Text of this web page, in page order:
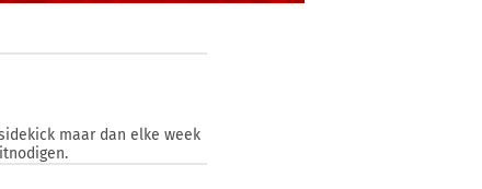
maar dan elke week